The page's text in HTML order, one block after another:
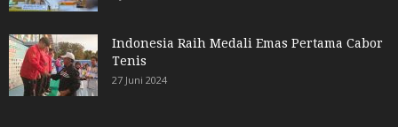
Indonesia Raih Medali Emas Pertama Cabor
Tenis
27 Juni 2024